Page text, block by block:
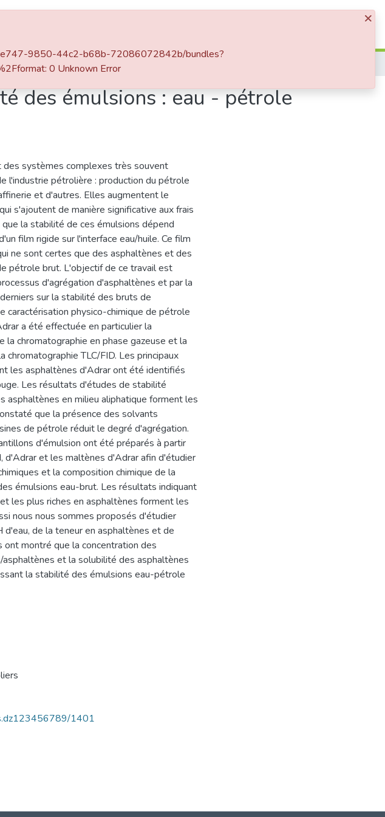
des émulsions : eau - pétrole
systèmes complexes très souvent
l'industrie pétrolière : production du pétrole
et d'autres. Elles augmentent le
s'ajoutent de manière significative aux frais
la stabilité de ces émulsions dépend
film rigide sur l'interface eau/huile. Ce film
ne sont certes que des asphaltènes et des
pétrole brut. L'objectif de ce travail est
d'agrégation d'asphaltènes et par la
sur la stabilité des bruts de
caractérisation physico-chimique de pétrole
a été effectuée en particulier la
la chromatographie en phase gazeuse et la
chromatographie TLC/FID. Les principaux
les asphaltènes d'Adrar ont été identifiés
Les résultats d'études de stabilité
asphaltènes en milieu aliphatique forment les
que la présence des solvants
de pétrole réduit le degré d'agrégation.
d'émulsion ont été préparés à partir
d'Adrar et les maltènes d'Adrar afin d'étudier
et la composition chimique de la
émulsions eau-brut. Les résultats indiquant
les plus riches en asphaltènes forment les
nous nous sommes proposés d'étudier
de la teneur en asphaltènes et de
ont montré que la concentration des
et la solubilité des asphaltènes
la stabilité des émulsions eau-pétrole
1401
×
9850-44c2-b68b-72086072842b/bundles?
0 Unknown Error